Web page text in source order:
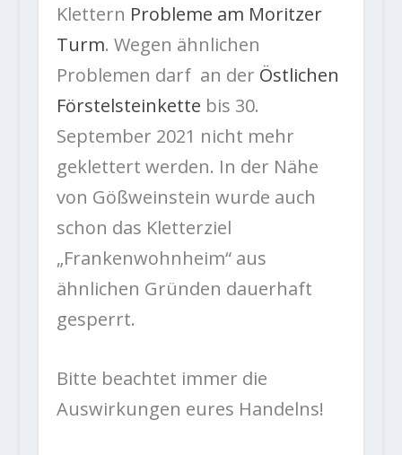
Klettern Probleme am Moritzer
Turm. Wegen ähnlichen
Problemen darf an der Östlichen
Förstelsteinkette bis 30.
September 2021 nicht mehr
geklettert werden. In der Nähe
von Gößweinstein wurde auch
schon das Kletterziel
„Frankenwohnheim“ aus
ähnlichen Gründen dauerhaft
gesperrt.
Bitte beachtet immer die
Auswirkungen eures Handelns!